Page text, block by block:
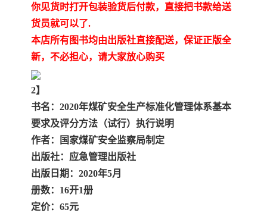
你见货时打开包装验货后付款，直接把书款给送
货员就可以了.
本店所有图书均由出版社直接配送，保证正版全
新，不必担心，请大家放心购买
2】
书名：2020年煤矿安全生产标准化管理体系基本
要求及评分方法（试行）执行说明
作者：国家煤矿安全监察局制定
出版社：应急管理出版社
出版日期：2020年5月
册数：16开1册
定价：65元
*考军校教材
依据
海南省建设工程预算定额 浙江省建设工程预算定额
电力工程预算概算定额
江苏省建设工程计价定额 深圳市建设工程消耗量定
额
四川省清单定额 河南省建设工程预算定额
云南省建设工程预算定额
陕西省水利工程概预算定